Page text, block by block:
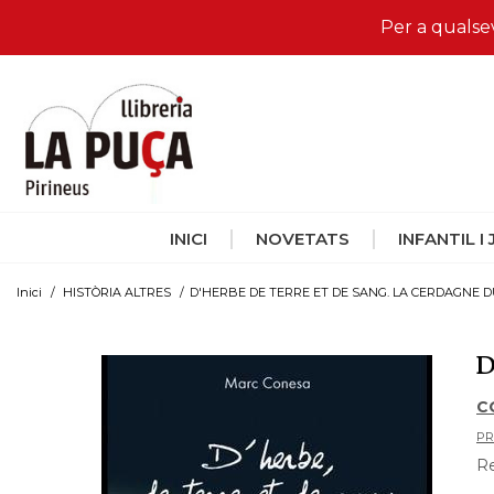
Per a
INICI NOVETATS INFANTIL I
Inici / HISTÒRIA ALTRES / D'HERBE DE TERRE ET DE SANG. LA CERDAGNE